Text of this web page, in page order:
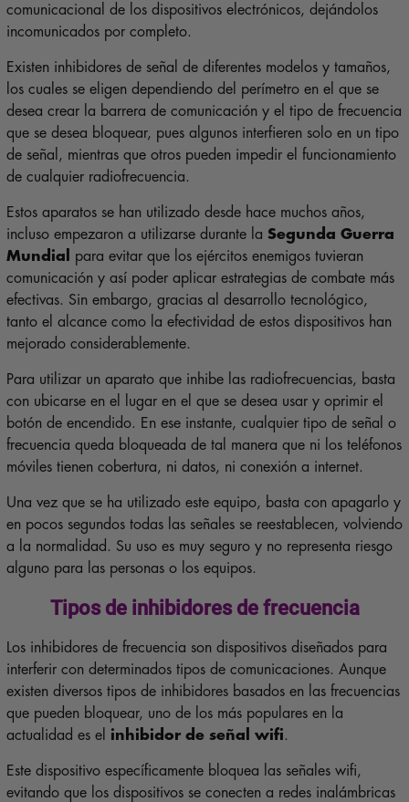
comunicacional de los dispositivos electrónicos, dejándolos
incomunicados por completo.
Existen inhibidores de señal de diferentes modelos y tamaños,
los cuales se eligen dependiendo del perímetro en el que se
desea crear la barrera de comunicación y el tipo de frecuencia
que se desea bloquear, pues algunos interfieren solo en un tipo
de señal, mientras que otros pueden impedir el funcionamiento
de cualquier radiofrecuencia.
Estos aparatos se han utilizado desde hace muchos años,
incluso empezaron a utilizarse durante la Segunda Guerra
Mundial
para evitar que los ejércitos enemigos tuvieran
comunicación y así poder aplicar estrategias de combate más
efectivas. Sin embargo, gracias al desarrollo tecnológico,
tanto el alcance como la efectividad de estos dispositivos han
mejorado considerablemente.
Para utilizar un aparato que inhibe las radiofrecuencias, basta
con ubicarse en el lugar en el que se desea usar y oprimir el
botón de encendido. En ese instante, cualquier tipo de señal o
frecuencia queda bloqueada de tal manera que ni los teléfonos
móviles tienen cobertura, ni datos, ni conexión a internet.
Una vez que se ha utilizado este equipo, basta con apagarlo y
en pocos segundos todas las señales se reestablecen, volviendo
a la normalidad. Su uso es muy seguro y no representa riesgo
alguno para las personas o los equipos.
Tipos de inhibidores de frecuencia
Los inhibidores de frecuencia son dispositivos diseñados para
interferir con determinados tipos de comunicaciones. Aunque
existen diversos tipos de inhibidores basados en las frecuencias
que pueden bloquear, uno de los más populares en la
actualidad es el inhibidor de señal wifi.
Este dispositivo específicamente bloquea las señales wifi,
evitando que los dispositivos se conecten a redes inalámbricas